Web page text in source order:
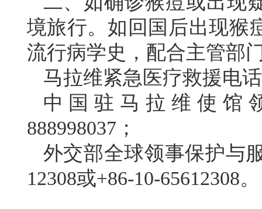
境旅行。如回国后出现猴
流行病学史，配合主管部
马拉维紧急医疗救援电
中国驻马拉维使馆
888998037；
外交部全球领事保护与
12308或+86-10-65612308。